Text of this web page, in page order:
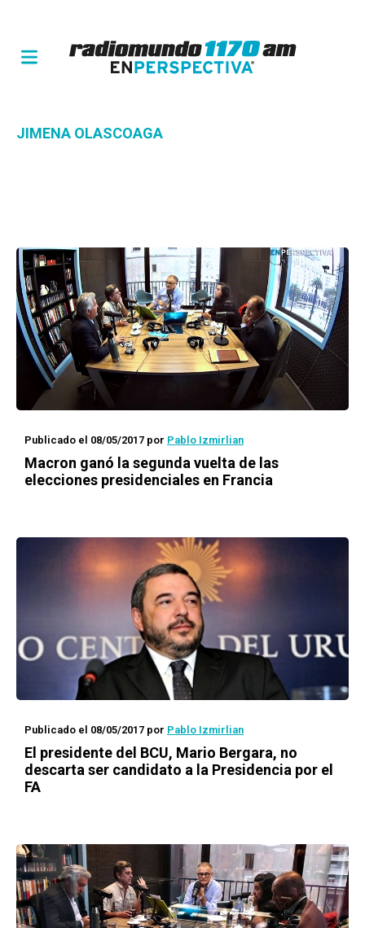
JIMENA OLASCOAGA
Publicado el 08/05/2017 por Pablo Izmirlian
Macron ganó la segunda vuelta de las
elecciones presidenciales en Francia
Publicado el 08/05/2017 por Pablo Izmirlian
El presidente del BCU, Mario Bergara, no
descarta ser candidato a la Presidencia por el
FA